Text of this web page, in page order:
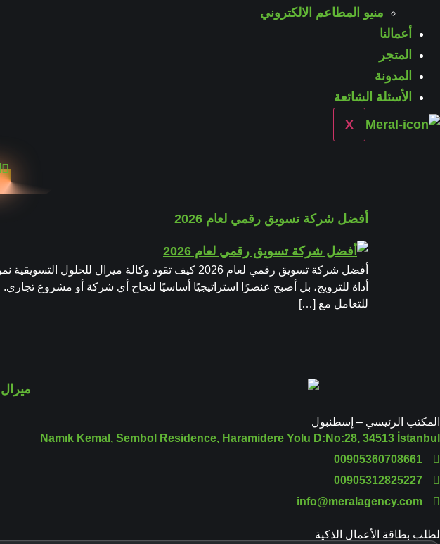
منيو المطاعم الالكتروني
أعمالنا
المتجر
المدونة
الأسئلة الشائعة
X
أفضل شركة تسويق رقمي لعام 2026
أداة للترويج، بل أصبح عنصرًا استراتيجيًا أساسيًا لنجاح أي شركة أو مشروع
للتعامل مع […]
المكتب الرئيسي – إسطنبول
Namık Kemal, Sembol Residence, Haramidere Yolu D:No:28, 34513 İstanbul
00905360708661
00905312825227
info@meralagency.com
لطلب بطاقة الأعمال الذكية